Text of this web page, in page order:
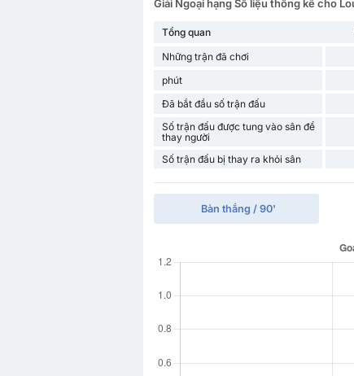
Giải Ngoại hạng Số liệu thống kê cho
Tổng quan
Những trận đã chơi
phút
Đã bắt đầu số trận đấu
Số trận đấu được tung vào sân để
thay người
Số trận đấu bị thay ra khỏi sân
Bàn thắng / 90'